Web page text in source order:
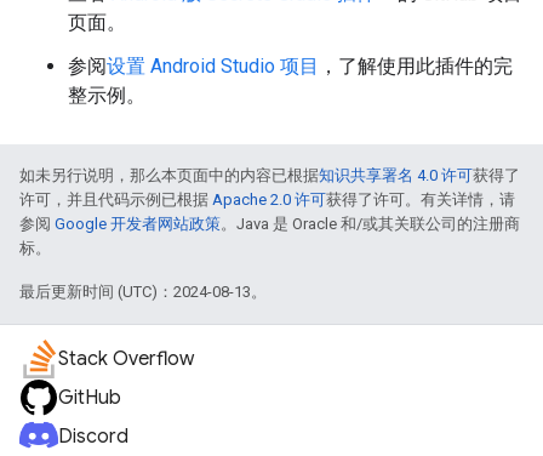
页面。
参阅设置 Android Studio 项目 ，了解使用此插件的完
整示例。
如未另行说明，那么本页面中的内容已根据知识共享署名 4.0 许可获得了
许可，并且代码示例已根据 Apache 2.0 许可获得了许可。有关详情，请
参阅 Google 开发者网站政策。Java 是 Oracle 和/或其关联公司的注册商
标。
最后更新时间 (UTC)：2024-08-13。
Stack Overflow
GitHub
Discord